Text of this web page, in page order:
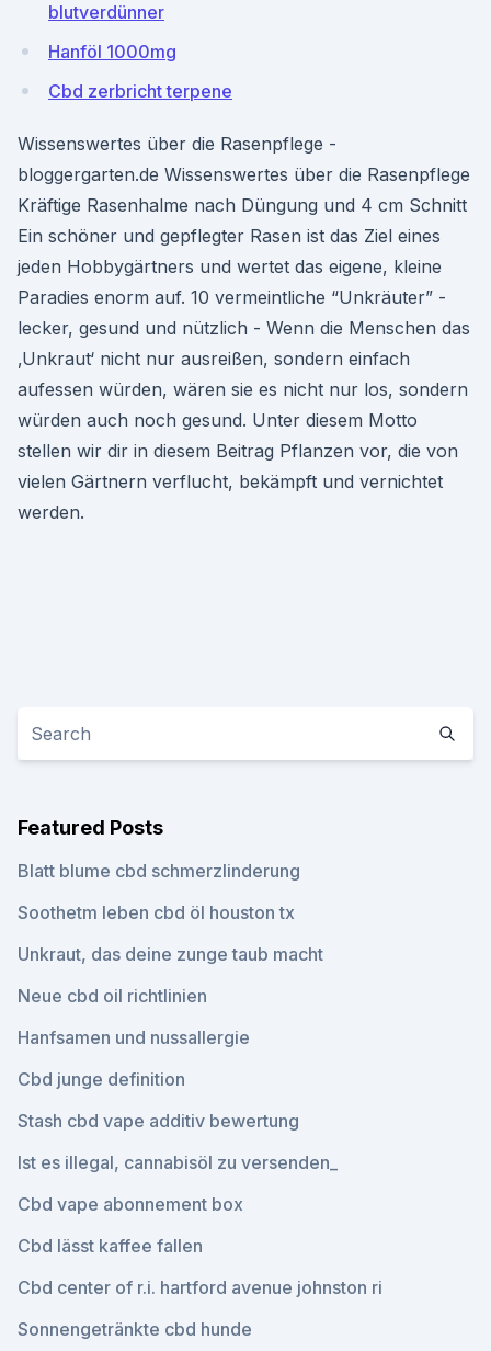
blutverdünner
Hanföl 1000mg
Cbd zerbricht terpene
Wissenswertes über die Rasenpflege -
bloggergarten.de Wissenswertes über die Rasenpflege
Kräftige Rasenhalme nach Düngung und 4 cm Schnitt
Ein schöner und gepflegter Rasen ist das Ziel eines
jeden Hobbygärtners und wertet das eigene, kleine
Paradies enorm auf. 10 vermeintliche “Unkräuter” -
lecker, gesund und nützlich - Wenn die Menschen das
‚Unkraut‘ nicht nur ausreißen, sondern einfach
aufessen würden, wären sie es nicht nur los, sondern
würden auch noch gesund. Unter diesem Motto
stellen wir dir in diesem Beitrag Pflanzen vor, die von
vielen Gärtnern verflucht, bekämpft und vernichtet
werden.
Featured Posts
Blatt blume cbd schmerzlinderung
Soothetm leben cbd öl houston tx
Unkraut, das deine zunge taub macht
Neue cbd oil richtlinien
Hanfsamen und nussallergie
Cbd junge definition
Stash cbd vape additiv bewertung
Ist es illegal, cannabisöl zu versenden_
Cbd vape abonnement box
Cbd lässt kaffee fallen
Cbd center of r.i. hartford avenue johnston ri
Sonnengetränkte cbd hunde